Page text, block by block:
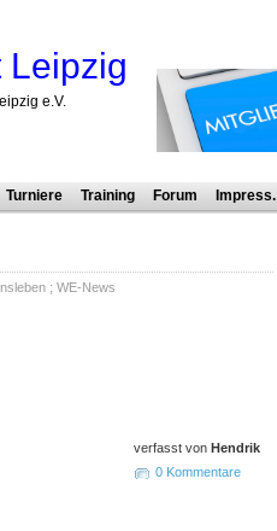
Leipzig
e.V.
Turniere Training Forum Impress.
; WE-News
verfasst von Hendrik
0 Kommentare